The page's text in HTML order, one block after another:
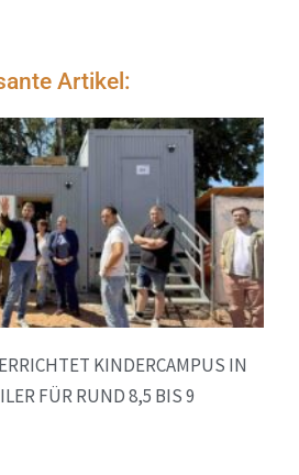
Artikel:
KINDERCAMPUS IN
FÜR RUND 8,5 BIS 9